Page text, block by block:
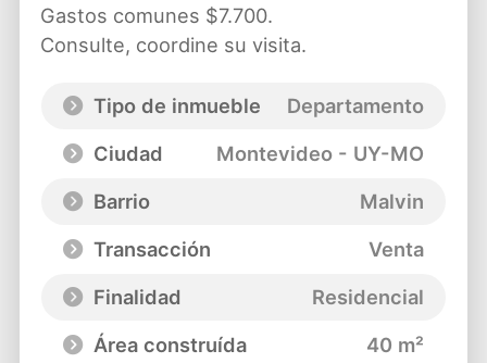
Gastos comunes $7.700.
Consulte, coordine su visita.
Tipo de inmueble
Departamento
Ciudad
Montevideo - UY-MO
Barrio
Malvin
Transacción
Venta
Finalidad
Residencial
Área construída
40 m²